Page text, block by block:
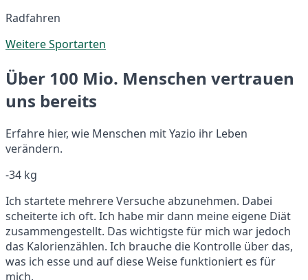
Radfahren
Weitere Sportarten
Über 100 Mio. Menschen vertrauen
uns bereits
Erfahre hier, wie Menschen mit Yazio ihr Leben
verändern.
-34 kg
Ich startete mehrere Versuche abzunehmen. Dabei
scheiterte ich oft. Ich habe mir dann meine eigene Diät
zusammengestellt. Das wichtigste für mich war jedoch
das Kalorienzählen. Ich brauche die Kontrolle über das,
was ich esse und auf diese Weise funktioniert es für
mich.